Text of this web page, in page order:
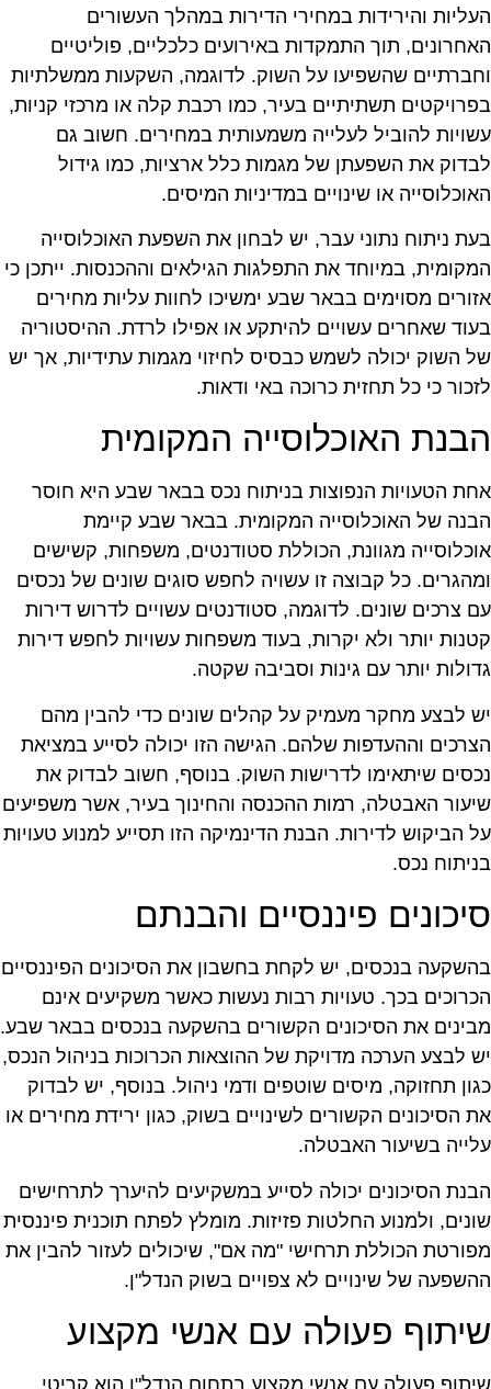
והירידות במחירי הדירות במהלך העשורים
תוך התמקדות באירועים כלכליים, פוליטיים
שהשפיעו על השוק. לדוגמה, השקעות ממשלתיות
תשתיתיים בעיר, כמו רכבת קלה או מרכזי קניות,
להוביל לעלייה משמעותית במחירים. חשוב גם
את השפעתן של מגמות כלל ארציות, כמו גידול
או שינויים במדיניות המיסים.
ניתוח נתוני עבר, יש לבחון את השפעת האוכלוסייה
במיוחד את התפלגות הגילאים וההכנסות. ייתכן כי
מסוימים בבאר שבע ימשיכו לחוות עליות מחירים
שאחרים עשויים להיתקע או אפילו לרדת. ההיסטוריה
השוק יכולה לשמש כבסיס לחיזוי מגמות עתידיות, אך יש
כי כל תחזית כרוכה באי ודאות.
האוכלוסייה המקומית
הטעויות הנפוצות בניתוח נכס בבאר שבע היא חוסר
של האוכלוסייה המקומית. בבאר שבע קיימת
מגוונת, הכוללת סטודנטים, משפחות, קשישים
כל קבוצה זו עשויה לחפש סוגים שונים של נכסים
צרכים שונים. לדוגמה, סטודנטים עשויים לדרוש דירות
יותר ולא יקרות, בעוד משפחות עשויות לחפש דירות
יותר עם גינות וסביבה שקטה.
לבצע מחקר מעמיק על קהלים שונים כדי להבין מהם
וההעדפות שלהם. הגישה הזו יכולה לסייע במציאת
שיתאימו לדרישות השוק. בנוסף, חשוב לבדוק את
האבטלה, רמות ההכנסה והחינוך בעיר, אשר משפיעים
הביקוש לדירות. הבנת הדינמיקה הזו תסייע למנוע טעויות
נכס.
פיננסיים והבנתם
בנכסים, יש לקחת בחשבון את הסיכונים הפיננסיים
בכך. טעויות רבות נעשות כאשר משקיעים אינם
את הסיכונים הקשורים בהשקעה בנכסים בבאר שבע.
לבצע הערכה מדויקת של ההוצאות הכרוכות בניהול הנכס,
תחזוקה, מיסים שוטפים ודמי ניהול. בנוסף, יש לבדוק
הסיכונים הקשורים לשינויים בשוק, כגון ירידת מחירים או
בשיעור האבטלה.
הסיכונים יכולה לסייע במשקיעים להיערך לתרחישים
ולמנוע החלטות פזיזות. מומלץ לפתח תוכנית פיננסית
הכוללת תרחישי "מה אם", שיכולים לעזור להבין את
של שינויים לא צפויים בשוק הנדל"ן.
פעולה עם אנשי מקצוע
פעולה עם אנשי מקצוע בתחום הנדל"ן הוא קריטי